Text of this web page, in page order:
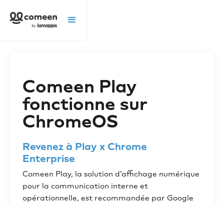
Comeen Play
fonctionne sur
ChromeOS
Revenez à Play x Chrome
Enterprise
Comeen Play, la solution d'affichage numérique
pour la communication interne et
opérationnelle, est recommandée par Google